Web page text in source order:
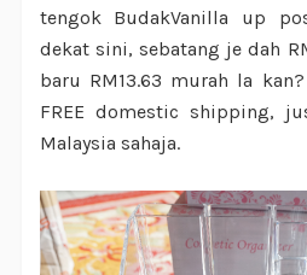
tengok BudakVanilla up
dekat sini, sebatang je dah
baru RM13.63 murah la
FREE domestic shipping,
Malaysia sahaja.